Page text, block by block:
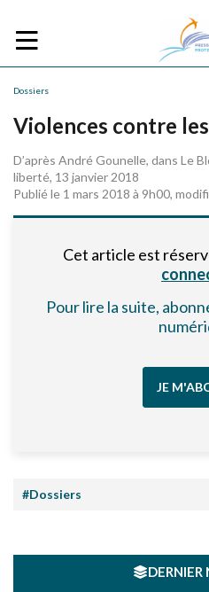
Dossiers
Violences contre
D’après André Gounelle, dans Le
liberté, 13 janvier 2018
Publié le 1 mars 2018 à 9h00,
Cet article est
Pour lire la suite,
JE
#Dossiers
DERNIER